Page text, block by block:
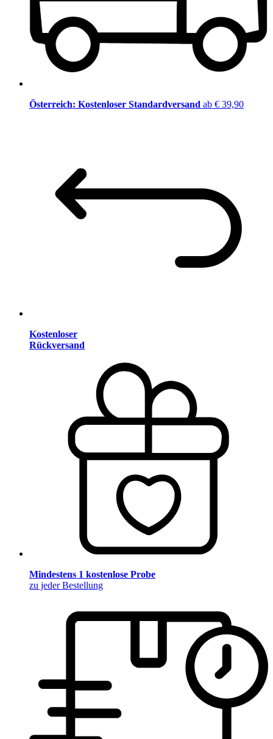
Österreich: Kostenloser Standardversand ab € 39,90
Kostenloser
Rückversand
Mindestens 1 kostenlose Probe
zu jeder Bestellung